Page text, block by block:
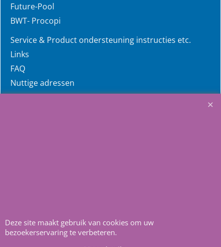
Future-Pool
BWT- Procopi
Service & Product ondersteuning instructies etc.
Links
FAQ
Nuttige adressen
Home
adres zwembaden en
renovatie materialen.
Deze site maakt gebruik van cookies om uw
bezoekerservaring te verbeteren.